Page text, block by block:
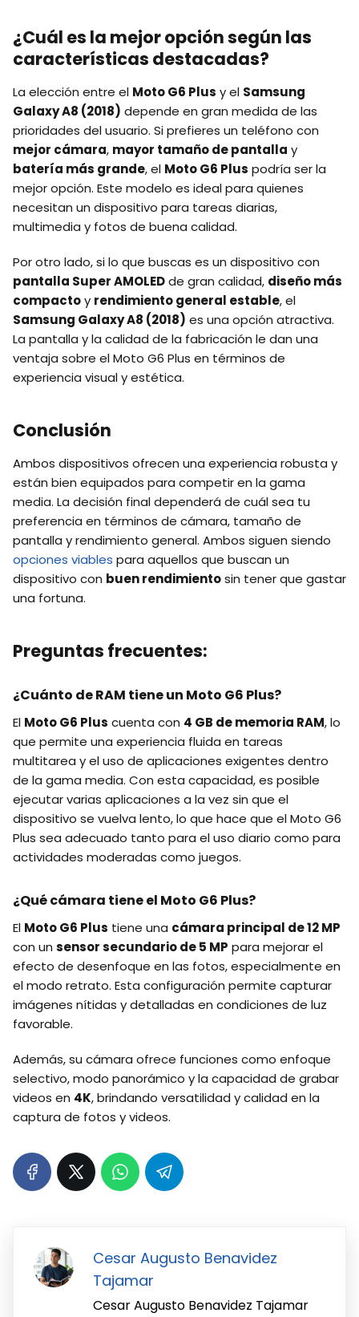
¿Cuál es la mejor opción según las
características destacadas?
La elección entre el Moto G6 Plus y el Samsung
Galaxy A8 (2018) depende en gran medida de las
prioridades del usuario. Si prefieres un teléfono con
mejor cámara, mayor tamaño de pantalla y
batería más grande, el Moto G6 Plus podría ser la
mejor opción. Este modelo es ideal para quienes
necesitan un dispositivo para tareas diarias,
multimedia y fotos de buena calidad.
Por otro lado, si lo que buscas es un dispositivo con
pantalla Super AMOLEDde gran calidad, diseño más
compactoy rendimiento general estable, el
Samsung Galaxy A8 (2018) es una opción atractiva.
La pantalla y la calidad de la fabricación le dan una
ventaja sobre el Moto G6 Plus en términos de
experiencia visual y estética.
Conclusión
Ambos dispositivos ofrecen una experiencia robusta y
están bien equipados para competir en la gama
media. La decisión final dependerá de cuál sea tu
preferencia en términos de cámara, tamaño de
pantalla y rendimiento general. Ambos siguen siendo
opciones viables para aquellos que buscan un
dispositivo con buen rendimientosin tener que gastar
una fortuna.
Preguntas frecuentes:
¿Cuánto de RAM tiene un Moto G6 Plus?
El Moto G6 Plus cuenta con 4 GB de memoria RAM, lo
que permite una experiencia fluida en tareas
multitarea y el uso de aplicaciones exigentes dentro
de la gama media. Con esta capacidad, es posible
ejecutar varias aplicaciones a la vez sin que el
dispositivo se vuelva lento, lo que hace que el Moto G6
Plus sea adecuado tanto para el uso diario como para
actividades moderadas como juegos.
¿Qué cámara tiene el Moto G6 Plus?
El Moto G6 Plus tiene una cámara principal de 12 MP
con un sensor secundario de 5 MP para mejorar el
efecto de desenfoque en las fotos, especialmente en
el modo retrato. Esta configuración permite capturar
imágenes nítidas y detalladas en condiciones de luz
favorable.
Además, su cámara ofrece funciones como enfoque
selectivo, modo panorámico y la capacidad de grabar
videos en 4K, brindando versatilidad y calidad en la
captura de fotos y videos.
Cesar Augusto Benavidez
Tajamar
Cesar Augusto Benavidez Tajamar